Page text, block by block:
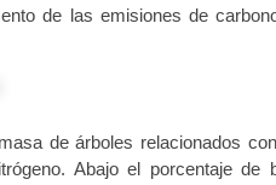
de las emisiones de
de árboles relacionados
Abajo el porcentaje de